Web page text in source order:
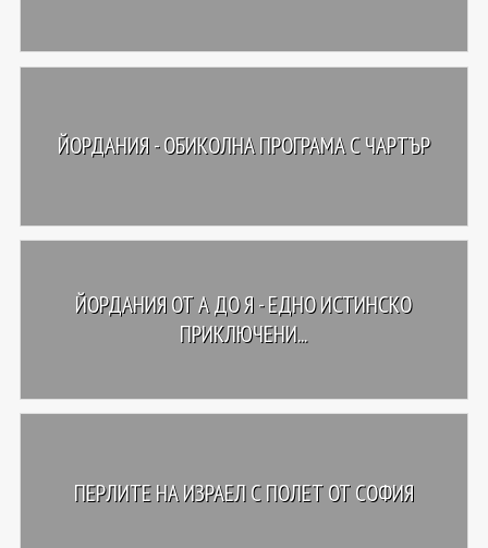
ЙОРДАНИЯ - ОБИКОЛНА ПРОГРАМА С ЧАРТЪР
ЙОРДАНИЯ ОТ А ДО Я - ЕДНО ИСТИНСКО
ПРИКЛЮЧЕНИ...
ПЕРЛИТЕ НА ИЗРАЕЛ С ПОЛЕТ ОТ СОФИЯ